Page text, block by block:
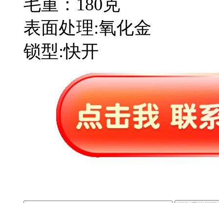
毛重：180克
表面处理:氧化金
锁型:快开